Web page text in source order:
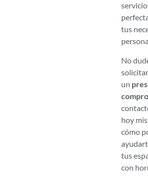
tus
No
un
hoy
cómo
tus
con